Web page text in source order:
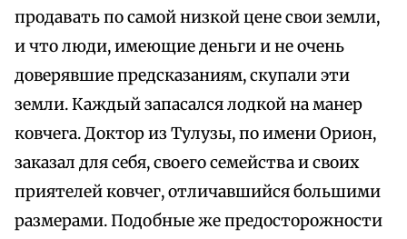
продавать по самой низкой цене свои земли,
и что люди, имеющие деньги и не очень
доверявшие предсказаниям, скупали эти
земли. Каждый запасался лодкой на манер
ковчега. Доктор из Тулузы, по имени Орион,
заказал для себя, своего семейства и своих
приятелей ковчег, отличавшийся большими
размерами. Подобные же предосторожности